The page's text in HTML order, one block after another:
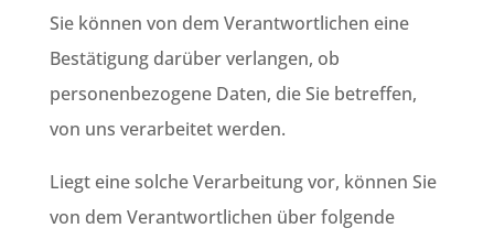
Sie können von dem Verantwortlichen eine
Bestätigung darüber verlangen, ob
personenbezogene Daten, die Sie betreffen,
von uns verarbeitet werden.
Liegt eine solche Verarbeitung vor, können Sie
von dem Verantwortlichen über folgende